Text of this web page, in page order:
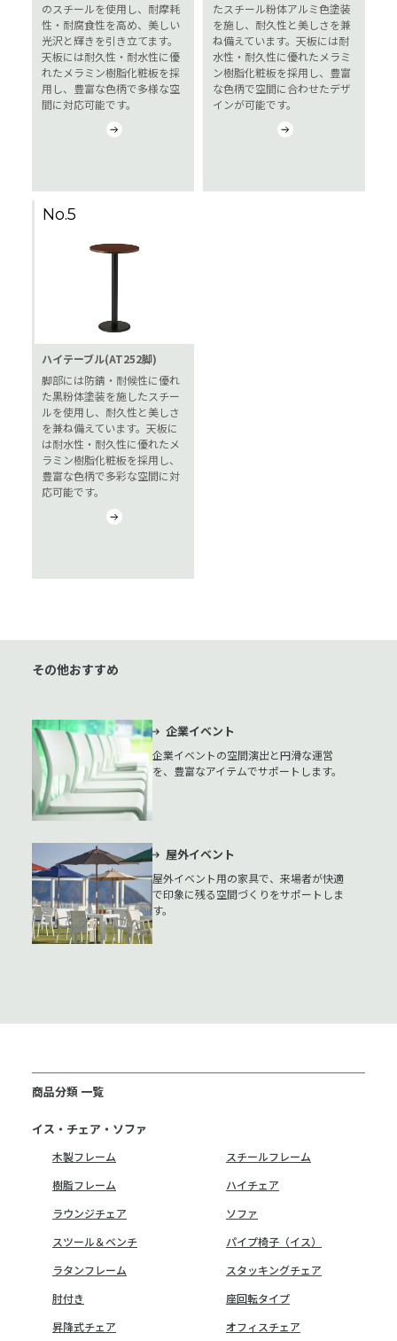
のスチールを使用し、耐摩耗
性・耐腐食性を高め、美しい
光沢と輝きを引き立てます。
天板には耐久性・耐水性に優
れたメラミン樹脂化粧板を採
用し、豊富な色柄で多様な空
間に対応可能です。
たスチール粉体アルミ色塗装
を施し、耐久性と美しさを兼
ね備えています。天板には耐
水性・耐久性に優れたメラミ
ン樹脂化粧板を採用し、豊富
な色柄で空間に合わせたデザ
インが可能です。
No.5
ハイテーブル(AT252脚)
脚部には防錆・耐候性に優れ
た黒粉体塗装を施したスチー
ルを使用し、耐久性と美しさ
を兼ね備えています。天板に
は耐水性・耐久性に優れたメ
ラミン樹脂化粧板を採用し、
豊富な色柄で多彩な空間に対
応可能です。
その他おすすめ
企業イベント
企業イベントの空間演出と円滑な運営
を、豊富なアイテムでサポートします。
屋外イベント
屋外イベント用の家具で、来場者が快適
で印象に残る空間づくりをサポートしま
す。
商品分類 一覧
イス・チェア・ソファ
木製フレーム
スチールフレーム
樹脂フレーム
ハイチェア
ラウンジチェア
ソファ
スツール＆ベンチ
パイプ椅子（イス）
ラタンフレーム
スタッキングチェア
肘付き
座回転タイプ
昇降式チェア
オフィスチェア